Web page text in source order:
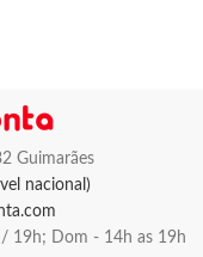
Guimarães
nacional)
/ 19h; Dom - 14h as 19h